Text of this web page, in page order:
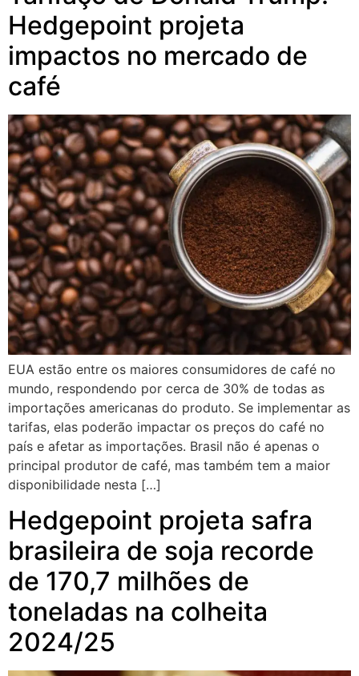
Hedgepoint projeta
impactos no mercado de
café
EUA estão entre os maiores consumidores de café no
mundo, respondendo por cerca de 30% de todas as
importações americanas do produto. Se implementar as
tarifas, elas poderão impactar os preços do café no
país e afetar as importações. Brasil não é apenas o
principal produtor de café, mas também tem a maior
disponibilidade nesta […]
Hedgepoint projeta safra
brasileira de soja recorde
de 170,7 milhões de
toneladas na colheita
2024/25